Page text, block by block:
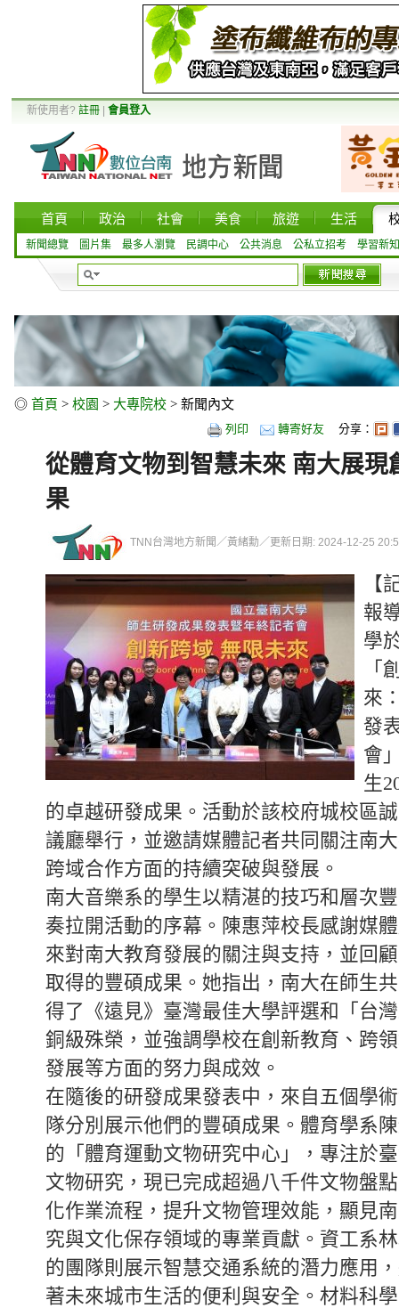
新使用者? 註冊 會員登入
首頁 政治 社會 美食 旅遊 生活
新聞總覽 圖片集 最多人瀏覽 民調中心 公共消息 公私立招考 學習新知
◎ 首頁 > 校園 > 大專院校 > 新聞內文
列印 轉寄好友 分享：
從體育文物到智慧未來 南大展現
果
TNN台灣地方新聞／黃緒勳／更新日期: 2024-12-25
【
報
學
「
來
發
會
生
的卓越研發成果。活動於該校府城校區
議廳舉行，並邀請媒體記者共同關注南
跨域合作方面的持續突破與發展。
南大音樂系的學生以精湛的技巧和層次
奏拉開活動的序幕。陳惠萍校長感謝媒
來對南大教育發展的關注與支持，並回
取得的豐碩成果。她指出，南大在師生
得了《遠見》臺灣最佳大學評選和「台
銅級殊榮，並強調學校在創新教育、跨
發展等方面的努力與成效。
在隨後的研發成果發表中，來自五個學
隊分別展示他們的豐碩成果。體育學系
的「體育運動文物研究中心」，專注於
文物研究，現已完成超過八千件文物盤
化作業流程，提升文物管理效能，顯見
究與文化保存領域的專業貢獻。資工系
的團隊則展示智慧交通系統的潛力應用
著未來城市生活的便利與安全。材料科